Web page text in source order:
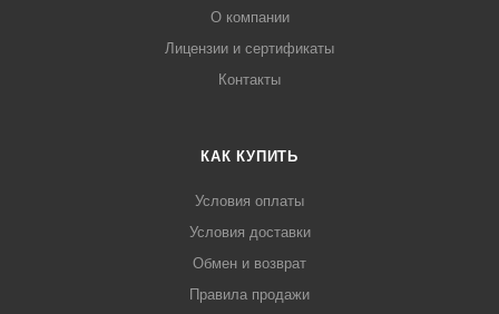
О компании
Лицензии и сертификаты
Контакты
КАК КУПИТЬ
Условия оплаты
Условия доставки
Обмен и возврат
Правила продажи